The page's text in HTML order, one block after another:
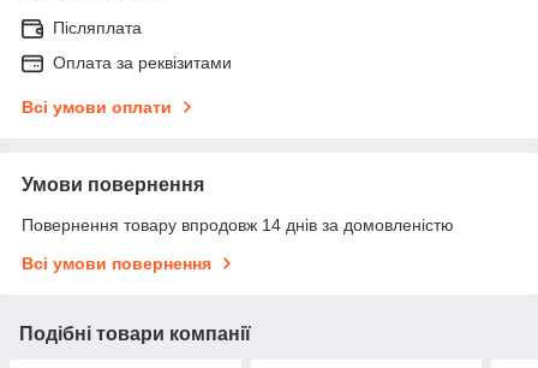
Післяплата
Оплата за реквізитами
Всі умови оплати
Умови повернення
Повернення товару впродовж 14 днів за домовленістю
Всі умови повернення
Подібні товари компанії